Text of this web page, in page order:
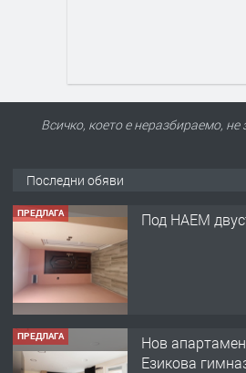
Всичко, което е неразбираемо, не
Последни обяви
ПРЕДЛАГА Под НАЕМ
ПРЕДЛАГА
Нов
Езикова